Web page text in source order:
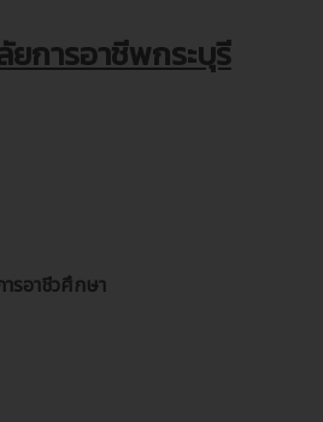
ยการอาชีพกระบุรี
รอาชีวศึกษา